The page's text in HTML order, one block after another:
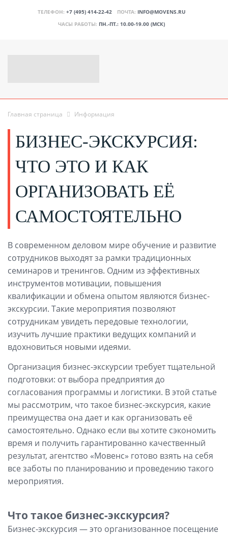
ТЕЛЕФОН: +7 (495) 414-22-42 ПОЧТА: INFO@MOVENS.RU
ЧАСЫ РАБОТЫ: ПН.-ПТ.: 10.00-19.00 (МСК)
Главная страница Информация
БИЗНЕС-ЭКСКУРСИЯ:
ЧТО ЭТО И КАК
ОРГАНИЗОВАТЬ ЕЁ
САМОСТОЯТЕЛЬНО
В современном деловом мире обучение и развитие
сотрудников выходят за рамки традиционных
семинаров и тренингов. Одним из эффективных
инструментов мотивации, повышения
квалификации и обмена опытом являются бизнес-
экскурсии. Такие мероприятия позволяют
сотрудникам увидеть передовые технологии,
изучить лучшие практики ведущих компаний и
вдохновиться новыми идеями.
Организация бизнес-экскурсии требует тщательной
подготовки: от выбора предприятия до
согласования программы и логистики. В этой статье
мы рассмотрим, что такое бизнес-экскурсия, какие
преимущества она дает и как организовать её
самостоятельно. Однако если вы хотите сэкономить
время и получить гарантированно качественный
результат, агентство «Мовенс» готово взять на себя
все заботы по планированию и проведению такого
мероприятия.
Что такое бизнес-экскурсия?
Бизнес-экскурсия — это организованное посещение